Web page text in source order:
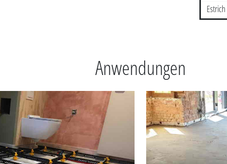
Anwendungen